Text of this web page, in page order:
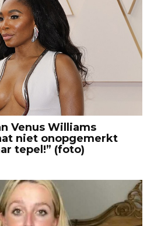
Venus Williams
niet onopgemerkt
tepel!” (foto)